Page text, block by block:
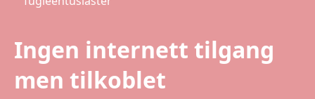
Ingen internett tilgang
men tilkoblet